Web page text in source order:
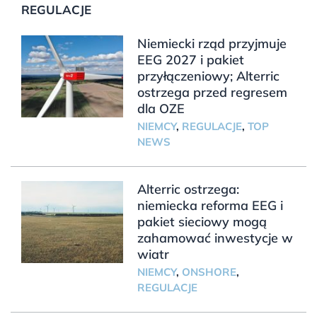
REGULACJE
Niemiecki rząd przyjmuje
EEG 2027 i pakiet
przyłączeniowy; Alterric
ostrzega przed regresem
dla OZE
NIEMCY, REGULACJE, TOP
NEWS
Alterric ostrzega:
niemiecka reforma EEG i
pakiet sieciowy mogą
zahamować inwestycje w
wiatr
NIEMCY, ONSHORE,
REGULACJE